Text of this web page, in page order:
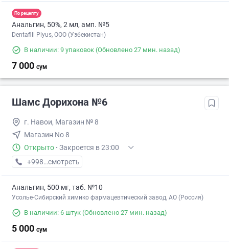
По рецепту
Анальгин, 50%, 2 мл, амп. №5
Dentafill Plyus, ООО (Узбекистан)
В наличии: 9 упаковок (Обновлено 27 мин. назад)
7 000 сум
Шамс Дорихона №6
г. Навои, Магазин № 8
Магазин No 8
Открыто · Закроется в 23:00
+998 (79) XXX-XX-XX
смотреть
Анальгин, 500 мг, таб. №10
Усолье-Сибирский химико фармацевтический завод, АО (Россия)
В наличии: 6 штук (Обновлено 27 мин. назад)
5 000 сум